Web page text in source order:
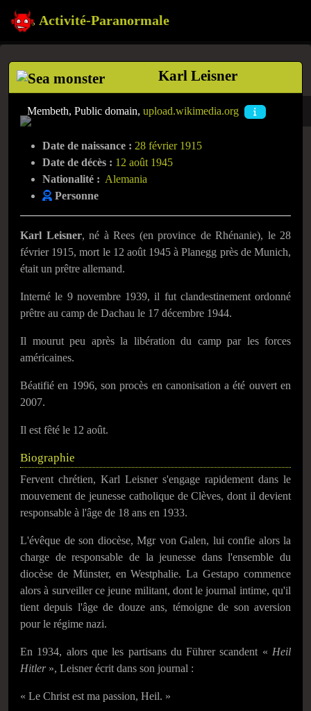
Activité-Paranormale
Karl Leisner
Membeth, Public domain, upload.wikimedia.org
Date de naissance : 28 février 1915
Date de décès : 12 août 1945
Nationalité : Alemania
Personne
Karl Leisner, né à Rees (en province de Rhénanie), le 28
février 1915, mort le 12 août 1945 à Planegg près de Munich,
était un prêtre allemand.
Interné le 9 novembre 1939, il fut clandestinement ordonné
prêtre au camp de Dachau le 17 décembre 1944.
Il mourut peu après la libération du camp par les forces
américaines.
Béatifié en 1996, son procès en canonisation a été ouvert en
2007.
Il est fêté le 12 août.
Biographie
Fervent chrétien, Karl Leisner s'engage rapidement dans le
mouvement de jeunesse catholique de Clèves, dont il devient
responsable à l'âge de 18 ans en 1933.
L'évêque de son diocèse, Mgr von Galen, lui confie alors la
charge de responsable de la jeunesse dans l'ensemble du
diocèse de Münster, en Westphalie. La Gestapo commence
alors à surveiller ce jeune militant, dont le journal intime, qu'il
tient depuis l'âge de douze ans, témoigne de son aversion
pour le régime nazi.
En 1934, alors que les partisans du Führer scandent « Heil
Hitler», Leisner écrit dans son journal :
« Le Christ est ma passion, Heil. »